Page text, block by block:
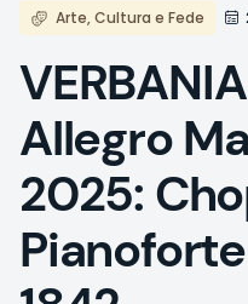
Arte, Cultura e Fede
Allegro
2025: